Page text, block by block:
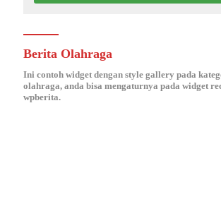
Berita Olahraga
Ini contoh widget dengan style gallery pada
olahraga, anda bisa mengaturnya pada widget
wpberita.